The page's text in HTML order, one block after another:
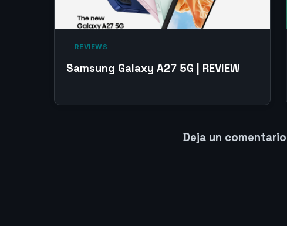
‎ REVIEWS‎
Samsung Galaxy A27 5G | REVIEW
Deja un comentario